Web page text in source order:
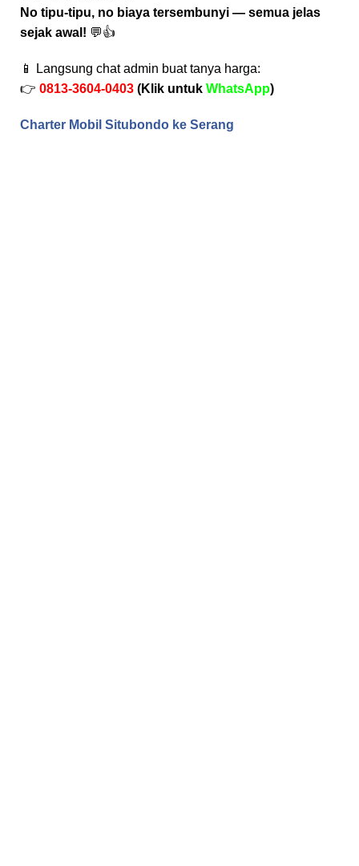
No tipu-tipu, no biaya tersembunyi — semua jelas
sejak awal! 💬👍
📱 Langsung chat admin buat tanya harga:
👉 0813-3604-0403 (Klik untuk WhatsApp)
Charter Mobil Situbondo ke Serang